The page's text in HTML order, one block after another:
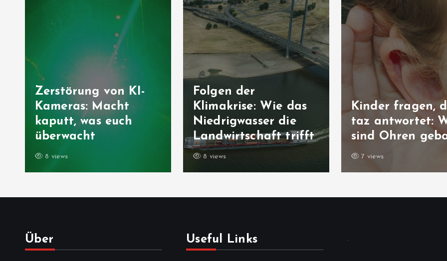
Zerstörung von KI-
Kameras: Macht
kaputt, was euch
überwacht
8 views
Folgen der
Klimakrise: Wie das
Niedrigwasser die
Landwirtschaft trifft
8 views
Kinder fragen,
taz antwortet:
sind Ohren
7 views
Über Useful Links .